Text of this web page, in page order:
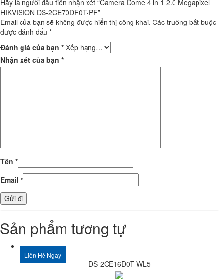
Hãy là người đầu tiên nhận xét “Camera Dome 4 in 1 2.0 Megapixel
HIKVISION DS-2CE70DF0T-PF”
Email của bạn sẽ không được hiển thị công khai. Các trường bắt buộc
được đánh dấu *
Đánh giá của bạn *
Nhận xét của bạn *
Tên *
Email *
Sản phẩm tương tự
Liên Hệ Ngay
DS-2CE16D0T-WL5